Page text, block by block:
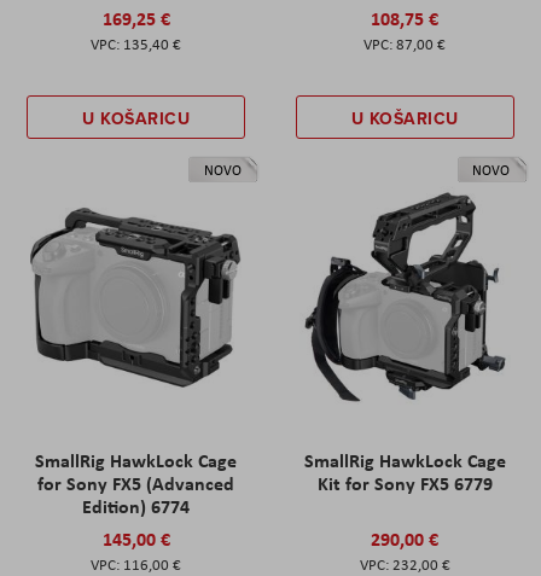
169,25 €
135,40 €
U KOŠARICU
108,75 €
87,00 €
U KOŠARICU
NOVO
SmallRig HawkLock Cage
for Sony FX5 (Advanced
Edition) 6774
145,00 €
116,00 €
NOVO
SmallRig HawkLock Cage
Kit for Sony FX5 6779
290,00 €
232,00 €